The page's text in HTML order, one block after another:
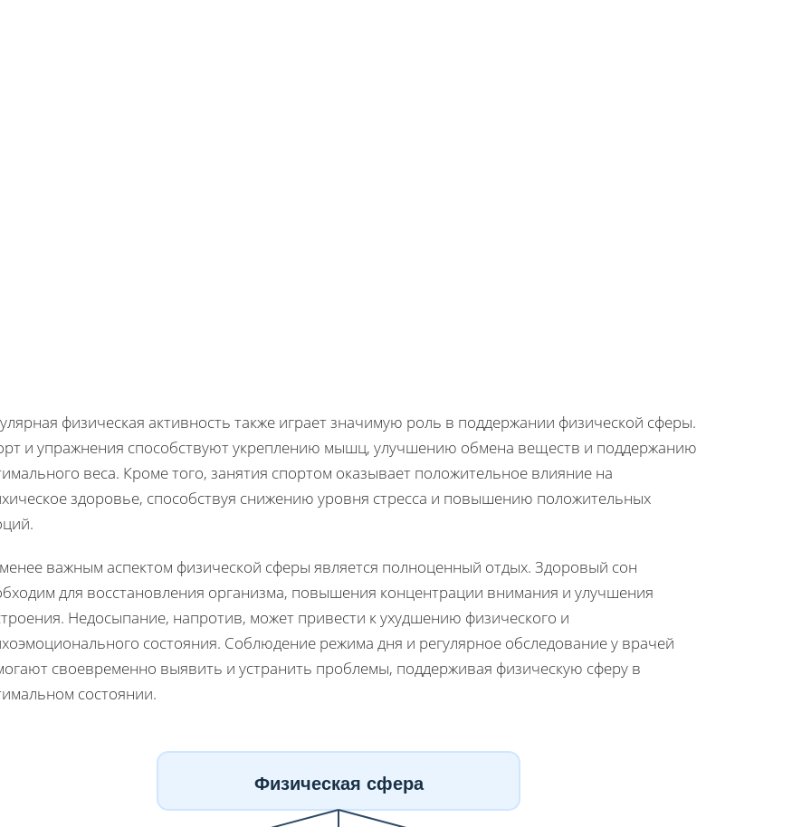
физическая активность также играет значимую роль в поддержании физической сферы.
и упражнения способствуют укреплению мышц, улучшению обмена веществ и поддержанию
веса. Кроме того, занятия спортом оказывает положительное влияние на
здоровье, способствуя снижению уровня стресса и повышению положительных
важным аспектом физической сферы является полноценный отдых. Здоровый сон
для восстановления организма, повышения концентрации внимания и улучшения
Недосыпание, напротив, может привести к ухудшению физического и
состояния. Соблюдение режима дня и регулярное обследование у врачей
своевременно выявить и устранить проблемы, поддерживая физическую сферу в
состоянии.
Физическая сфера